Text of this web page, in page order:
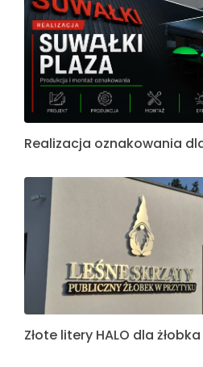
Realizacja oznakowania
Złote litery HALO dla